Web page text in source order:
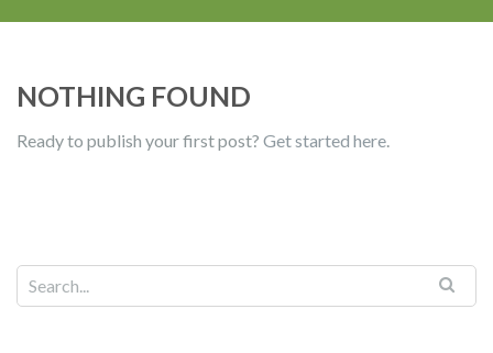
NOTHING FOUND
Ready to publish your first post? Get started here.